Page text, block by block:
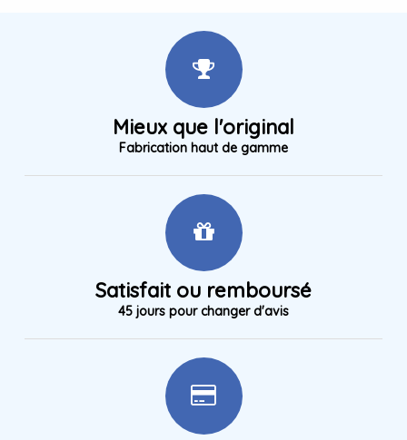
Mieux que l'original
Fabrication haut de gamme
Satisfait ou remboursé
45 jours pour changer d'avis